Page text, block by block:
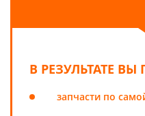
В РЕЗУЛЬТАТЕ ВЫ
запчасти по